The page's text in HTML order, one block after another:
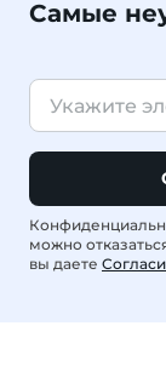
Самые
можно
вы даете